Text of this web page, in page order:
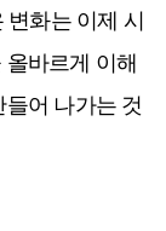
화는 이제 시
바르게 이해
어 나가는 것